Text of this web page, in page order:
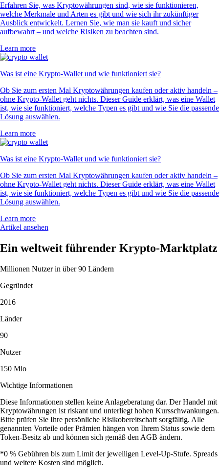
Erfahren Sie, was Kryptowährungen sind, wie sie funktionieren,
welche Merkmale und Arten es gibt und wie sich ihr zukünftiger
Ausblick entwickelt. Lernen Sie, wie man sie kauft und sicher
aufbewahrt – und welche Risiken zu beachten sind.
Learn more
Was ist eine Krypto-Wallet und wie funktioniert sie?
Ob Sie zum ersten Mal Kryptowährungen kaufen oder aktiv handeln –
ohne Krypto-Wallet geht nichts. Dieser Guide erklärt, was eine Wallet
ist, wie sie funktioniert, welche Typen es gibt und wie Sie die passende
Lösung auswählen.
Learn more
Was ist eine Krypto-Wallet und wie funktioniert sie?
Ob Sie zum ersten Mal Kryptowährungen kaufen oder aktiv handeln –
ohne Krypto-Wallet geht nichts. Dieser Guide erklärt, was eine Wallet
ist, wie sie funktioniert, welche Typen es gibt und wie Sie die passende
Lösung auswählen.
Learn more
Artikel ansehen
Ein weltweit führender Krypto-Marktplatz
Millionen Nutzer in über 90 Ländern
Gegründet
2016
Länder
90
Nutzer
150 Mio
Wichtige Informationen
Diese Informationen stellen keine Anlageberatung dar. Der Handel mit
Kryptowährungen ist riskant und unterliegt hohen Kursschwankungen.
Bitte prüfen Sie Ihre persönliche Risikobereitschaft sorgfältig. Alle
genannten Vorteile oder Prämien hängen von Ihrem Status sowie dem
Token-Besitz ab und können sich gemäß den AGB ändern.
*0 % Gebühren bis zum Limit der jeweiligen Level-Up-Stufe. Spreads
und weitere Kosten sind möglich.